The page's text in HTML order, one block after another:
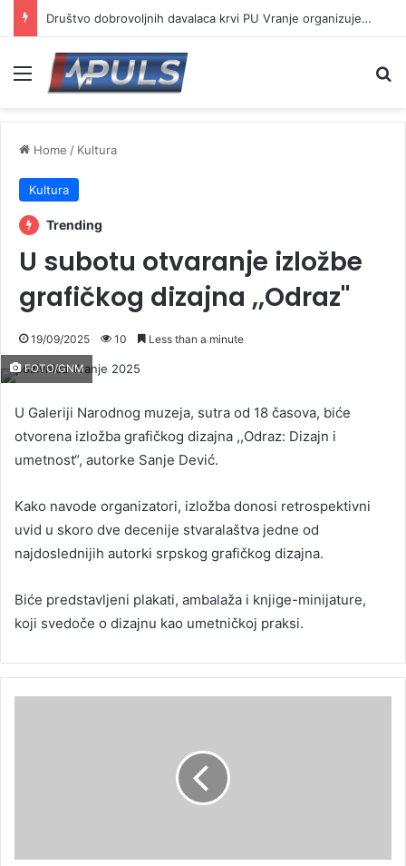
Društvo dobrovoljnih davalaca krvi PU Vranje organizuje akciju na Besnoj kobili
Menu
Home / Kultura
Kultura
Trending
U subotu otvaranje izložbe
grafičkog dizajna ,,Odraz"
19/09/2025 10 Less than a minute
FOTO/GNM
U Galeriji Narodnog muzeja, sutra od 18 časova, biće
otvorena izložba grafičkog dizajna ,,Odraz: Dizajn i
umetnost“, autorke Sanje Dević.
Kako navode organizatori, izložba donosi retrospektivni
uvid u skoro dve decenije stvaralaštva jedne od
najdoslednijih autorki srpskog grafičkog dizajna.
Biće predstavljeni plakati, ambalaža i knjige-minijature,
koji svedoče o dizajnu kao umetničkoj praksi.